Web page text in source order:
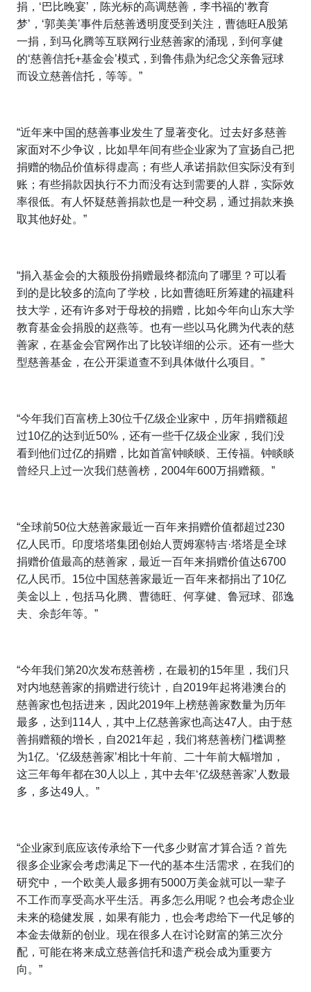
捐，‘巴比晚宴’，陈光标的高调慈善，李书福的‘教育
梦’，‘郭美美’事件后慈善透明度受到关注，曹德旺A股第
一捐，到马化腾等互联网行业慈善家的涌现，到何享健
的‘慈善信托+基金会’模式，到鲁伟鼎为纪念父亲鲁冠球
而设立慈善信托，等等。”
“近年来中国的慈善事业发生了显著变化。过去好多慈善
家面对不少争议，比如早年间有些企业家为了宣扬自己把
捐赠的物品价值标得虚高；有些人承诺捐款但实际没有到
账；有些捐款因执行不力而没有达到需要的人群，实际效
率很低。有人怀疑慈善捐款也是一种交易，通过捐款来换
取其他好处。”
“捐入基金会的大额股份捐赠最终都流向了哪里？可以看
到的是比较多的流向了学校，比如曹德旺所筹建的福建科
技大学，还有许多对于母校的捐赠，比如今年向山东大学
教育基金会捐股的赵燕等。也有一些以马化腾为代表的慈
善家，在基金会官网作出了比较详细的公示。还有一些大
型慈善基金，在公开渠道查不到具体做什么项目。”
“今年我们百富榜上30位千亿级企业家中，历年捐赠额超
过10亿的达到近50%，还有一些千亿级企业家，我们没
看到他们过亿的捐赠，比如首富钟睒睒、王传福。钟睒睒
曾经只上过一次我们慈善榜，2004年600万捐赠额。”
“全球前50位大慈善家最近一百年来捐赠价值都超过230
亿人民币。印度塔塔集团创始人贾姆塞特吉·塔塔是全球
捐赠价值最高的慈善家，最近一百年来捐赠价值达6700
亿人民币。15位中国慈善家最近一百年来都捐出了10亿
美金以上，包括马化腾、曹德旺、何享健、鲁冠球、邵逸
夫、余彭年等。”
“今年我们第20次发布慈善榜，在最初的15年里，我们只
对内地慈善家的捐赠进行统计，自2019年起将港澳台的
慈善家也包括进来，因此2019年上榜慈善家数量为历年
最多，达到114人，其中上亿慈善家也高达47人。由于慈
善捐赠额的增长，自2021年起，我们将慈善榜门槛调整
为1亿。‘亿级慈善家’相比十年前、二十年前大幅增加，
这三年每年都在30人以上，其中去年‘亿级慈善家’人数最
多，多达49人。”
“企业家到底应该传承给下一代多少财富才算合适？首先
很多企业家会考虑满足下一代的基本生活需求，在我们的
研究中，一个欧美人最多拥有5000万美金就可以一辈子
不工作而享受高水平生活。再多怎么用呢？也会考虑企业
未来的稳健发展，如果有能力，也会考虑给下一代足够的
本金去做新的创业。现在很多人在讨论财富的第三次分
配，可能在将来成立慈善信托和遗产税会成为重要方
向。”